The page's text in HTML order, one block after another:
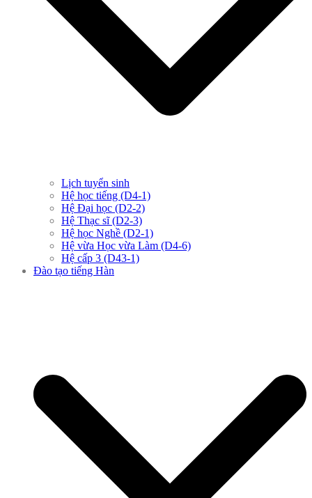
Lịch tuyển sinh
Hệ học tiếng (D4-1)
Hệ Đại học (D2-2)
Hệ Thạc sĩ (D2-3)
Hệ học Nghề (D2-1)
Hệ vừa Học vừa Làm (D4-6)
Hệ cấp 3 (D43-1)
Đào tạo tiếng Hàn